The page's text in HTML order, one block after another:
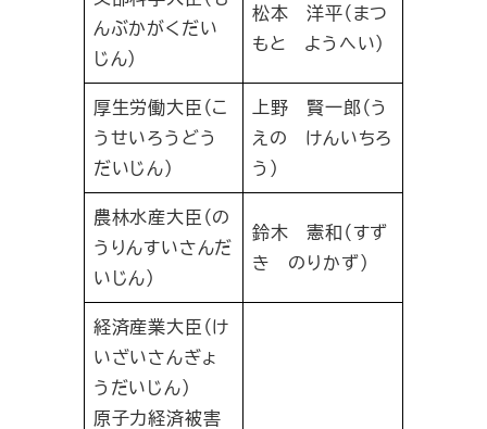
んぶかがくだい
じん）
松本 洋平（まつ
もと ようへい）
厚生労働大臣（こ
うせいろうどう
だいじん）
上野 賢一郎（う
えの けんいちろ
う）
農林水産大臣（の
うりんすいさんだ
いじん）
鈴木 憲和（すず
き のりかず）
経済産業大臣（け
いざいさんぎょ
うだいじん）
原子力経済被害